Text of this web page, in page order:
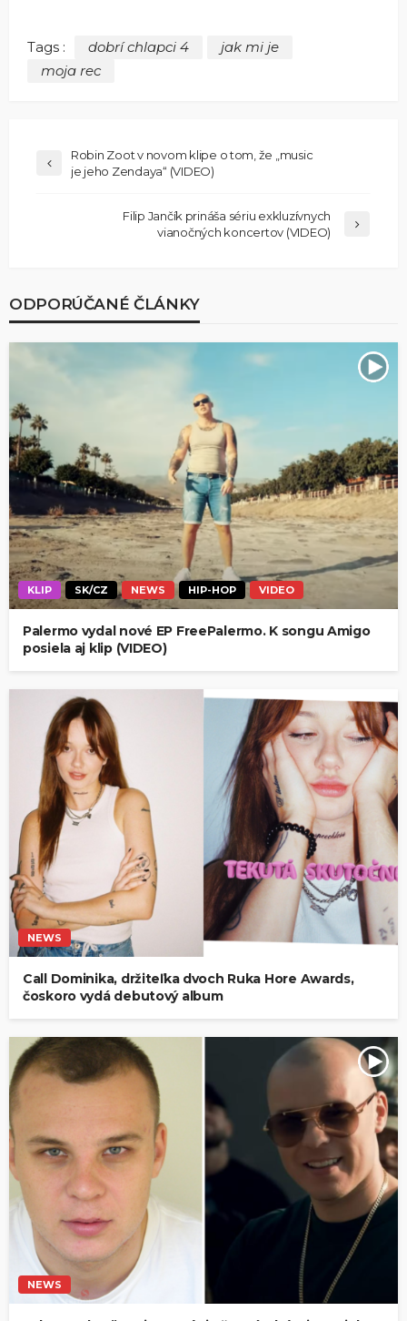
Tags : dobrí chlapci 4
jak mi je
moja rec
Robin Zoot v novom klipe o tom, že „music
je jeho Zendaya“ (VIDEO)
Filip Jančík prináša sériu exkluzívnych
vianočných koncertov (VIDEO)
ODPORÚČANÉ ČLÁNKY
KLIP SK/CZ NEWS HIP-HOP VIDEO
Palermo vydal nové EP FreePalermo. K songu Amigo
posiela aj klip (VIDEO)
NEWS
Call Dominika, držiteľka dvoch Ruka Hore Awards,
čoskoro vydá debutový album
NEWS